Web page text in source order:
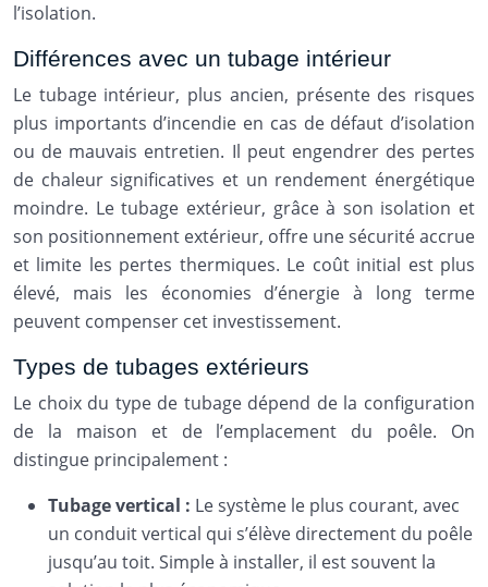
l’isolation.
Différences avec un tubage intérieur
Le tubage intérieur, plus ancien, présente des risques
plus importants d’incendie en cas de défaut d’isolation
ou de mauvais entretien. Il peut engendrer des pertes
de chaleur significatives et un rendement énergétique
moindre. Le tubage extérieur, grâce à son isolation et
son positionnement extérieur, offre une sécurité accrue
et limite les pertes thermiques. Le coût initial est plus
élevé, mais les économies d’énergie à long terme
peuvent compenser cet investissement.
Types de tubages extérieurs
Le choix du type de tubage dépend de la configuration
de la maison et de l’emplacement du poêle. On
distingue principalement :
Tubage vertical : Le système le plus courant, avec
un conduit vertical qui s’élève directement du poêle
jusqu’au toit. Simple à installer, il est souvent la